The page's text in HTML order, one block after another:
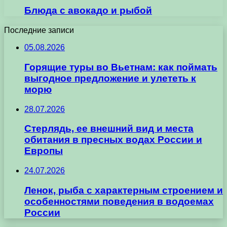
Блюда с авокадо и рыбой
Последние записи
05.08.2026
Горящие туры во Вьетнам: как поймать
выгодное предложение и улететь к
морю
28.07.2026
Стерлядь, ее внешний вид и места
обитания в пресных водах России и
Европы
24.07.2026
Ленок, рыба с характерным строением и
особенностями поведения в водоемах
России